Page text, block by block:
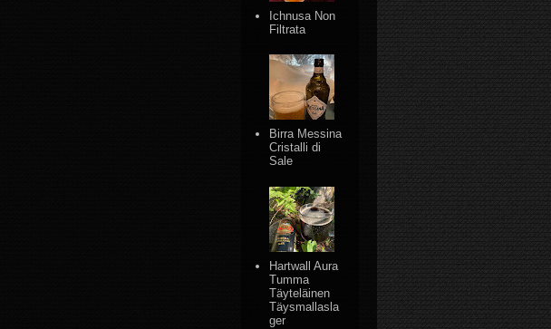
Ichnusa Non
Filtrata
Birra Messina
Cristalli di
Sale
Hartwall Aura
Tumma
Täyteläinen
Täysmallasla
ger